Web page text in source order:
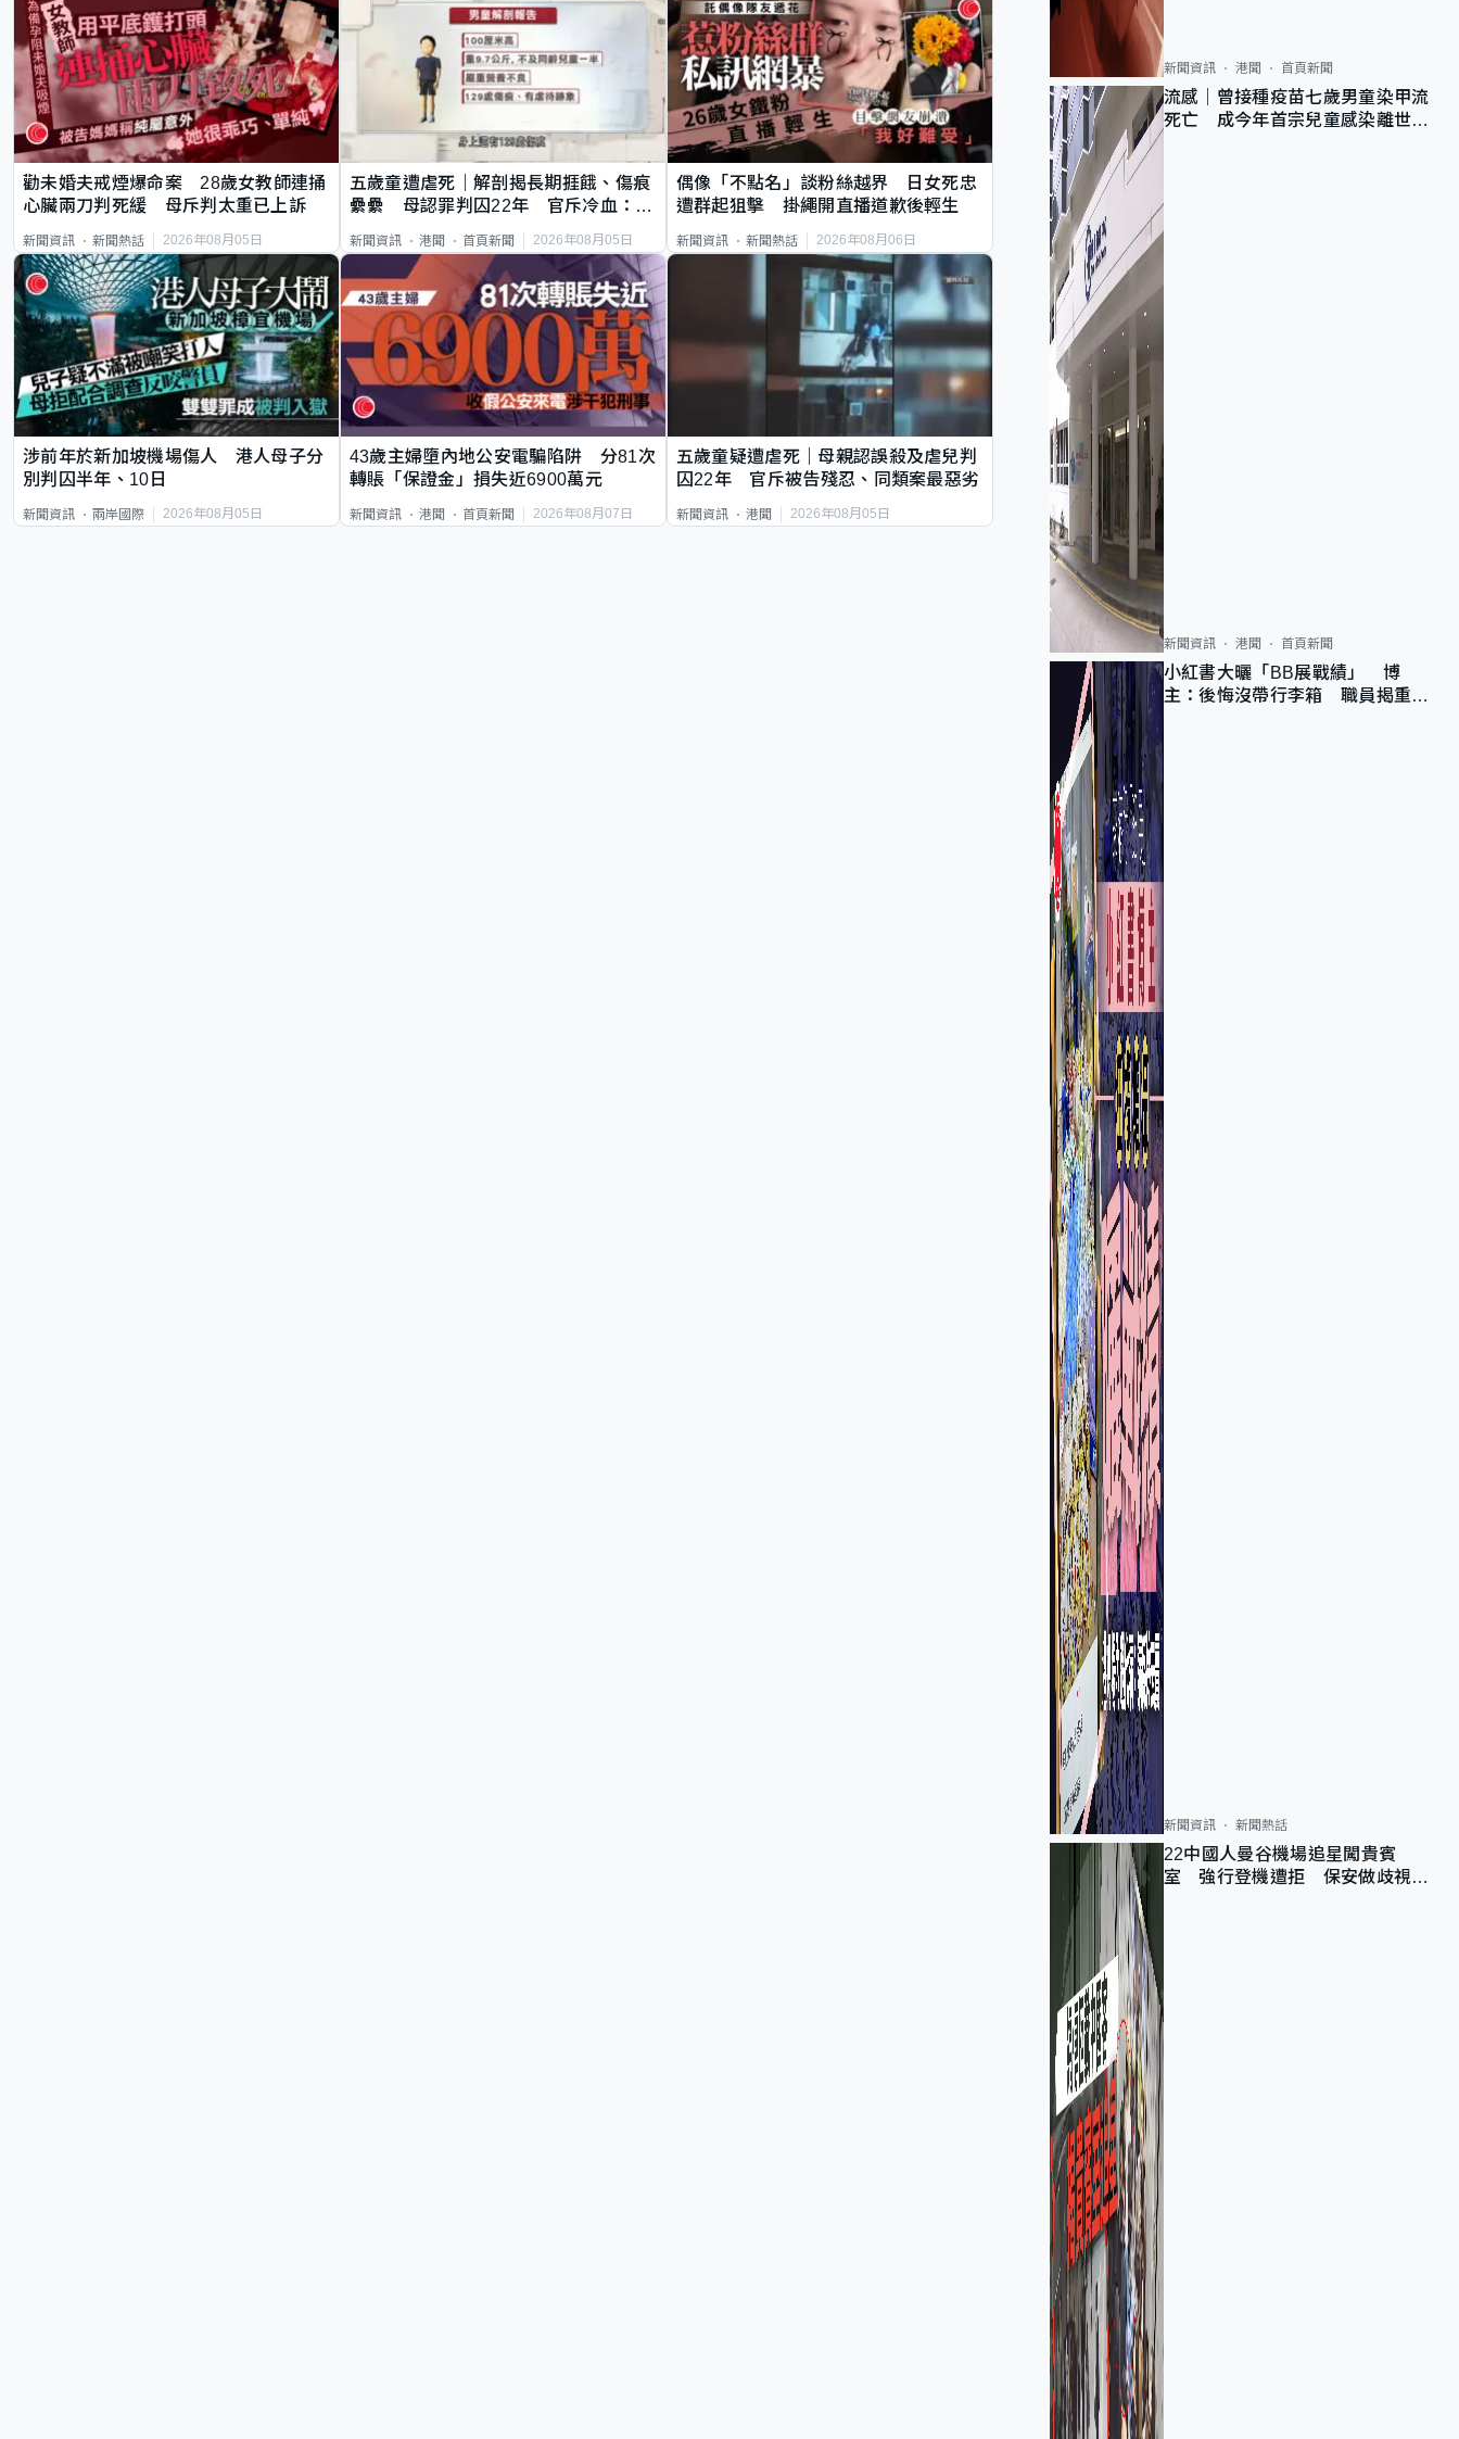
勸未婚夫戒煙爆命案 28歲女教師連捅
心臟兩刀判死緩 母斥判太重已上訴
新聞資訊 新聞熱話 2026年08月05日
五歲童遭虐死｜解剖揭長期捱餓、傷痕
纍纍 母認罪判囚22年 官斥冷血：同
新聞資訊 港聞 首頁新聞 2026年08月05日
偶像「不點名」談粉絲越界 日女死忠
遭群起狙擊 掛繩開直播道歉後輕生
新聞資訊 新聞熱話 2026年08月06日
涉前年於新加坡機場傷人 港人母子分
別判囚半年、10日
新聞資訊 兩岸國際 2026年08月05日
43歲主婦墮內地公安電騙陷阱 分81次
轉賬「保證金」損失近6900萬元
新聞資訊 港聞 首頁新聞 2026年08月07日
五歲童疑遭虐死｜母親認誤殺及虐兒判
囚22年 官斥被告殘忍、同類案最惡劣
新聞資訊 港聞 2026年08月05日
新聞資訊 港聞 首頁新聞
流感｜曾接種疫苗七歲男童染甲流
死亡 成今年首宗兒童感染離世個
新聞資訊 港聞 首頁新聞
小紅書大曬「BB展戰績」 博
主：後悔沒帶行李箱 職員揭重複
新聞資訊 新聞熱話
22中國人曼谷機場追星闖貴賓
室 強行登機遭拒 保安做歧視手